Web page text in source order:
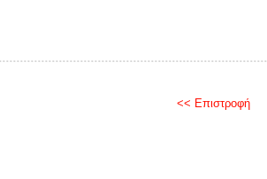
<< Επιστροφή